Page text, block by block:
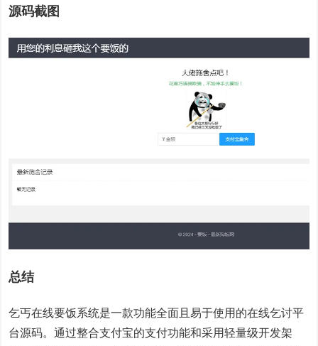
源码截图
总结
乞丐在线要饭系统是一款功能全面且易于使用的在线乞讨平
台源码。通过整合支付宝的支付功能和采用轻量级开发架